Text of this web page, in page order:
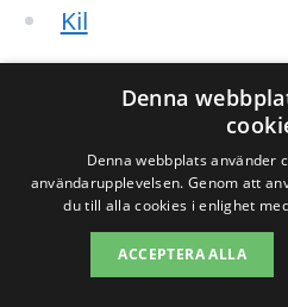
Kil
Torsby
När du letar efter
Denna
Denna webbplats använder
användarupplevelsen. Genom att
du till alla cookies i enlighet
ACCEPTERA ALLA